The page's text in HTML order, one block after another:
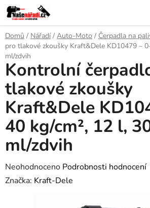
Přejít
na
obsah
Domů / Nářadí / Auto-Moto / Čerpadla na
pro tlakové zkoušky Kraft&Dele KD10479 –
ml/zdvih
Kontrolní
tlakové zkoušky
Kraft&Dele
40 kg/cm², 12 l,
ml/zdvih
Průměrné
hodnocení
Neohodnoceno Podrobnosti hodnocení
Značka: Kraft-Dele